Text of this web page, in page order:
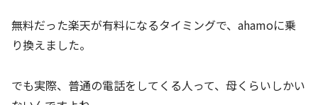
無料だった楽天が有料になるタイミングで、ahamoに乗
り換えました。
でも実際、普通の電話をしてくる人って、母くらいしかい